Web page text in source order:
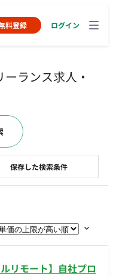
料登録 ログイン
ランス求人・
リモート】自社プロ
保存した検索条件